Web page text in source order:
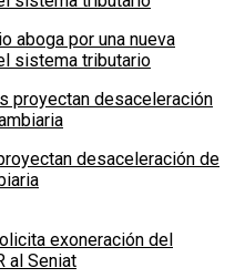
aboga por una nueva
sistema tributario
desaceleración de